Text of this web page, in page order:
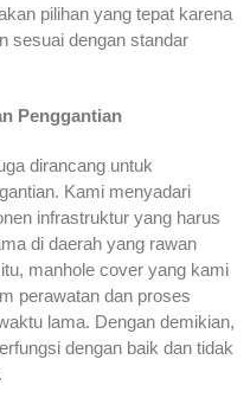
pilihan yang tepat karena
sesuai dengan standar
Penggantian
dirancang untuk
Kami menyadari
infrastruktur yang harus
di daerah yang rawan
manhole cover yang kami
perawatan dan proses
lama. Dengan demikian,
dengan baik dan tidak